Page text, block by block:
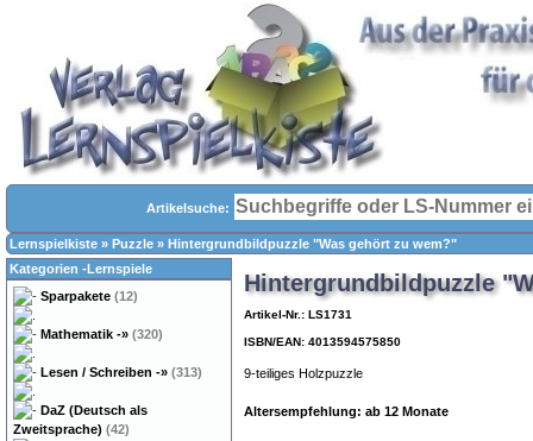
Artikelsuche:
Lernspielkiste » Puzzle » Hintergrundbildpuzzle "Was gehört zu wem?"
Hintergrundbildpuzzle
Artikel-Nr.: LS1731
ISBN/EAN: 4013594575850
9-teiliges Holzpuzzle
Altersempfehlung: ab 12 Monate
Kategorien -Lernspiele
Sparpakete (12)
Mathematik -» (320)
Lesen / Schreiben -» (313)
DaZ (Deutsch als
Zweitsprache) (42)